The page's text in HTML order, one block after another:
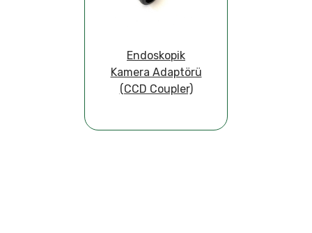
Endoskopik
Kamera Adaptörü
(CCD Coupler)